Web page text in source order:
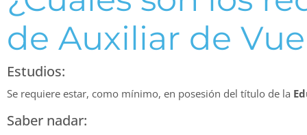
de Auxiliar de
Estudios:
Se requiere estar, como mínimo, en posesión del título de la
Saber nadar: